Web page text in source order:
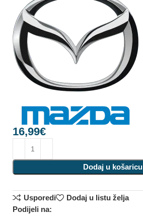
16,99€
Dodaj u košaricu
Usporedi
Dodaj u listu želja
Podijeli na: